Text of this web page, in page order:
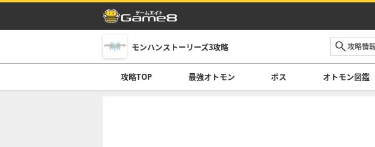
モンハンストーリーズ3攻略
攻略TOP 最強オトモン ボス オトモン図鑑